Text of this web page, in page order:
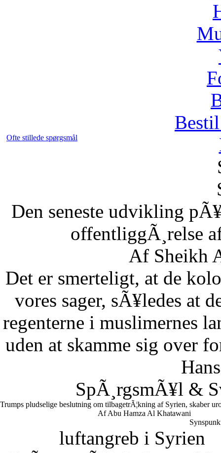
Ofte stillede spørgsmål
Den seneste udvikling
offentliggÃ¸relse
Af Sheikh
Det er smerteligt, at de
vores sager, sÃ¥ledes at
regenterne i muslimernes
uden at skamme sig over
SpÃ¸rgsmÃ¥l &
Trumps pludselige beslutning om tilbagetrÃ¦kning af Syrien, skaber
Af Abu Hamza Al Khatawani
luftangreb i Syrien